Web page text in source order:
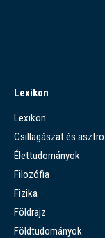
Lexikon
Lexikon
Csillagászat és
Élettudományok
Filozófia
Fizika
Földrajz
Földtudományok